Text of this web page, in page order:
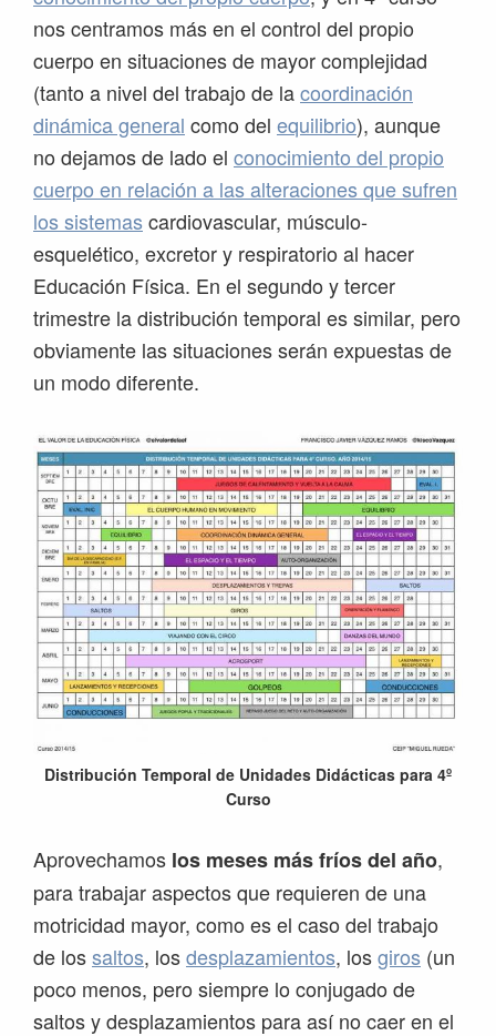
nos centramos más en el control del propio
cuerpo en situaciones de mayor complejidad
(tanto a nivel del trabajo de lacoordinación
dinámica general como del equilibrio), aunque
no dejamos de lado el conocimiento del propio
cuerpo en relación a las alteraciones que sufren
los sistemas cardiovascular, músculo-
esquelético, excretor y respiratorio al hacer
Educación Física. En el segundo y tercer
trimestre la distribución temporal es similar, pero
obviamente las situaciones serán expuestas de
un modo diferente.
Distribución Temporal de Unidades Didácticas para 4º
Curso
Aprovechamos los meses más fríos del año,
para trabajar aspectos que requieren de una
motricidad mayor, como es el caso del trabajo
de lossaltos, losdesplazamientos, losgiros (un
poco menos, pero siempre lo conjugado de
saltos y desplazamientos para así no caer en el